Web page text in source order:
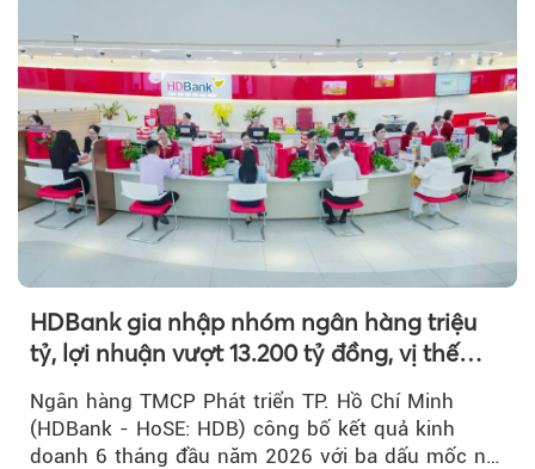
HDBank gia nhập nhóm ngân hàng triệu
tỷ, lợi nhuận vượt 13.200 tỷ đồng, vị thế
mới trên thị trường vốn quốc tế
Ngân hàng TMCP Phát triển TP. Hồ Chí Minh
(HDBank - HoSE: HDB) công bố kết quả kinh
doanh 6 tháng đầu năm 2026 với ba dấu mốc nổi